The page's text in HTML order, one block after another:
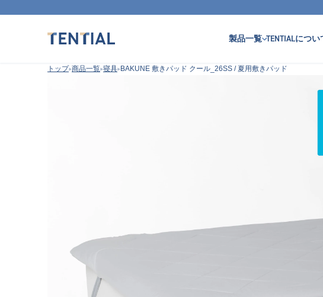
製品一覧 TENTIALについ
トップ 商品一覧 寝具 BAKUNE 敷きパッド クール_26SS / 夏用敷きパッド